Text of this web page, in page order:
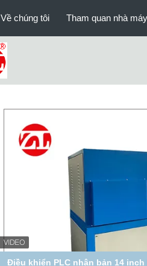
Về chúng tôi Tham quan nhà máy
Điều khiển PLC nhân bản 14